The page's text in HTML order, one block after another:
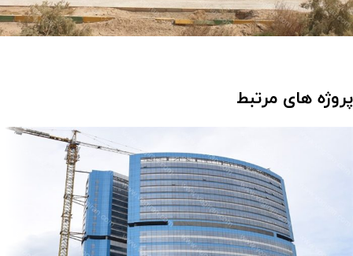
پروژه های مرتبط